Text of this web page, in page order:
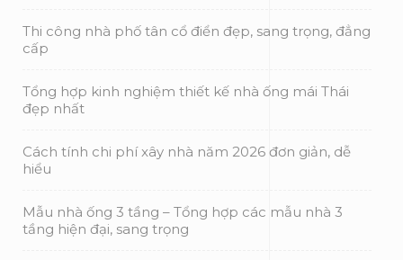
Thi công nhà phố tân cổ điển đẹp, sang trọng, đẳng
cấp
Tổng hợp kinh nghiệm thiết kế nhà ống mái Thái
đẹp nhất
Cách tính chi phí xây nhà năm 2026 đơn giản, dễ
hiểu
Mẫu nhà ống 3 tầng – Tổng hợp các mẫu nhà 3
tầng hiện đại, sang trọng